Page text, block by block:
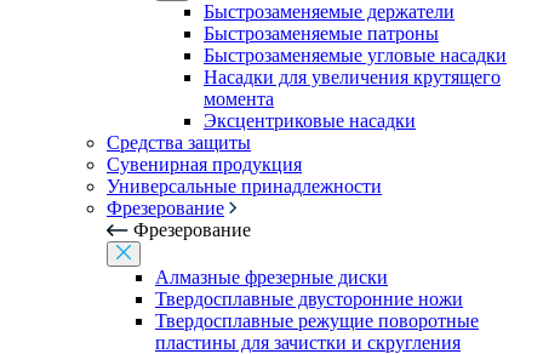
Быстрозаменяемые держатели
Быстрозаменяемые патроны
Быстрозаменяемые угловые насадки
Насадки для увеличения крутящего
момента
Эксцентриковые насадки
Средства защиты
Сувенирная продукция
Универсальные принадлежности
Фрезерование
Фрезерование
Алмазные фрезерные диски
Твердосплавные двусторонние ножи
Твердосплавные режущие поворотные
пластины для зачистки и скругления